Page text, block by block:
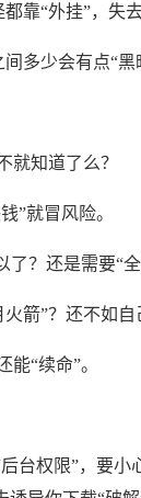
靠“外挂”，失
多少会有点“黑
就知道了么？
”就冒风险。
？还是需要“全
箭”？还不如自
“续命”。
台权限”，要小